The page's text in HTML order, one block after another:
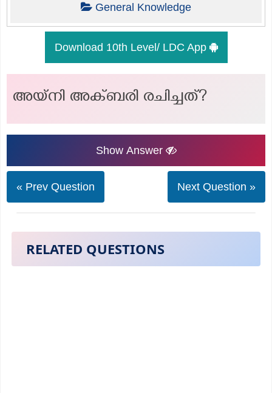
General Knowledge
Download 10th Level/ LDC App
അയ്നി അക്ബരി രചിച്ചത്?
Show Answer
« Prev Question Next Question »
RELATED QUESTIONS